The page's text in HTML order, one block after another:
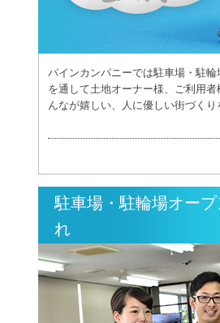
パインカンパニーでは駐車場・駐
を通して土地オーナー様、ご利用
んなが嬉しい、人に優しい街づくり
駐車場・駐輪場オー
れ